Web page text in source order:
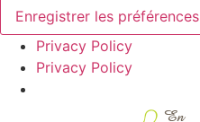
Enregistrer les préférences
Privacy Policy
Privacy Policy